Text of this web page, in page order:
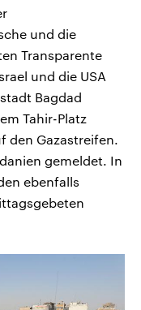
und die
Transparente
und die USA
Bagdad
Tahir-Platz
den Gazastreifen.
gemeldet. In
ebenfalls